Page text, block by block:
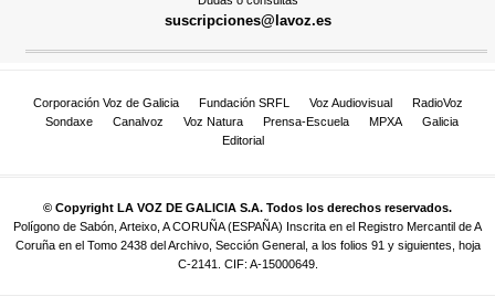
suscripciones@lavoz.es
Corporación Voz de Galicia Fundación SRFL Voz Audiovisual
RadioVoz
Sondaxe
Canalvoz Voz Natura Prensa-Escuela MPXA
Galicia
Editorial
© Copyright LA VOZ DE GALICIA S.A. Todos los derechos reservados.
Polígono de Sabón, Arteixo, A CORUÑA (ESPAÑA) Inscrita en el Registro Mercantil de A
Coruña en el Tomo 2438 del Archivo, Sección General, a los folios 91 y siguientes, hoja
C-2141. CIF: A-15000649.